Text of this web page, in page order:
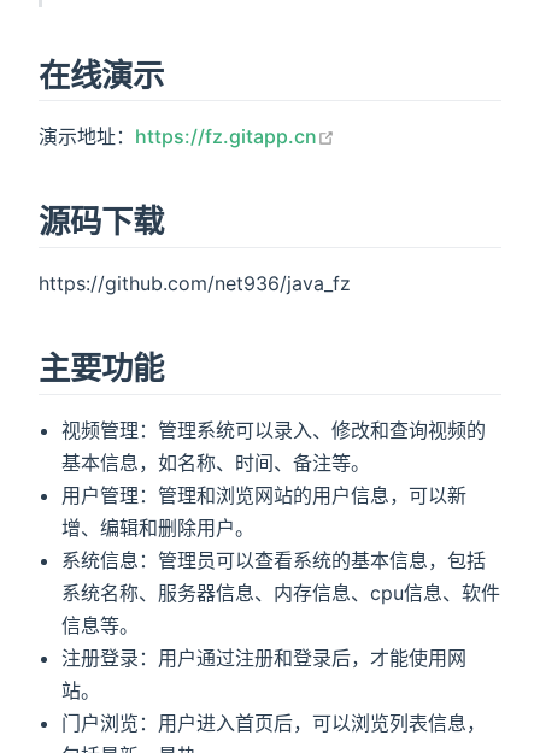
在线演示
演示地址： https://fz.gitapp.cn
源码下载
https://github.com/net936/java_fz
主要功能
视频管理：管理系统可以录入、修改和查询视频的
基本信息，如名称、时间、备注等。
用户管理：管理和浏览网站的用户信息，可以新
增、编辑和删除用户。
系统信息：管理员可以查看系统的基本信息，包括
系统名称、服务器信息、内存信息、cpu信息、软件
信息等。
注册登录：用户通过注册和登录后，才能使用网
站。
门户浏览：用户进入首页后，可以浏览列表信息，